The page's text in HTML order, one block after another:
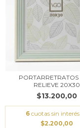
PORTARRETRATOS
RELIEVE 20X30
$13.200,00
6 cuotas sin
$2.200,00